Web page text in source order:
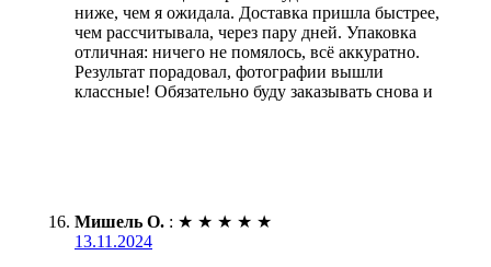
ниже, чем я ожидала. Доставка пришла быстрее,
чем рассчитывала, через пару дней. Упаковка
отличная: ничего не помялось, всё аккуратно.
Результат порадовал, фотографии вышли
классные! Обязательно буду заказывать снова и
Мишель О. : ★ ★ ★ ★ ★
13.11.2024